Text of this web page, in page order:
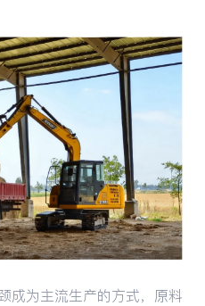
成为主流生产的方式，原料